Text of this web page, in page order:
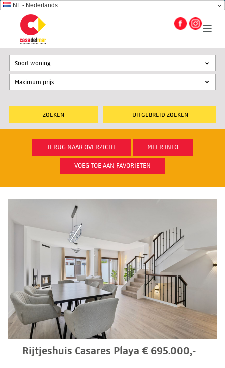
NL - Nederlands
UITGEBREID ZOEKEN
Soort woning
TERUG NAAR OVERZICHT MEER INFO
VOEG TOE AAN FAVORIETEN
Rijtjeshuis Casares Playa € 695.000,-